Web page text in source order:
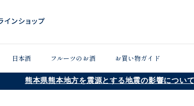
日本酒 フルーツのお酒 お買い物ガイド
熊本県熊本地方を震源とする地震の影響について